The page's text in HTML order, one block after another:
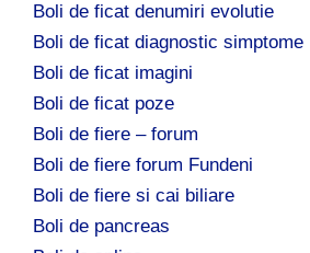
Boli de ficat denumiri evolutie
Boli de ficat diagnostic simptome
Boli de ficat imagini
Boli de ficat poze
Boli de fiere – forum
Boli de fiere forum Fundeni
Boli de fiere si cai biliare
Boli de pancreas